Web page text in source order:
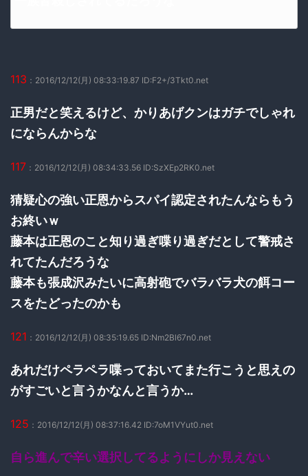
113 ：2016/12/12(月) 08:33:19.87 ID:F2+/3Tkt0.net
正男だと笑えるけど、かりあげクンはガチでしゃれ
にならんからな
117 ：2016/12/12(月) 08:34:33.56 ID:SzXEp2RK0.net
猜疑心の強い正恩からスパイ認定されたんならもう
お終いｗ
藤本は正恩のこと知り過ぎ喋り過ぎだとして警戒さ
れてたんだろうな
藤本も張成沢みたいに高射砲でバラバラ犬の餌コー
スをたどったのかも
121 ：2016/12/12(月) 08:35:19.65 ID:Nm2Bl67n0.net
あれだけペラペラ喋っておいてまた行こうと思えの
がすごいと言うかなんと言うか…
125 ：2016/12/12(月) 08:37:16.42 ID:7oM1VYut0.net
自ら進んで辛い選択してるようにしか見えない